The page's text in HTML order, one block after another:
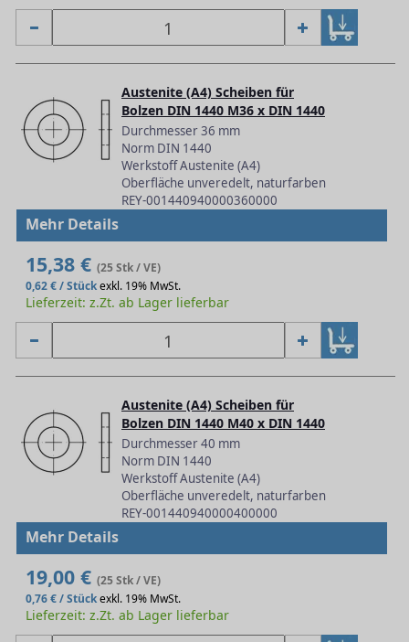
Austenite (A4) Scheiben für
Bolzen DIN 1440 M36 x DIN 1440
Durchmesser 36 mm
Norm DIN 1440
Werkstoff Austenite (A4)
Oberfläche unveredelt, naturfarben
REY-001440940000360000
Mehr Details
15,38 € (25 Stk / VE)
0,62 € / Stückexkl. 19% MwSt.
Lieferzeit: z.Zt. ab Lager lieferbar
Austenite (A4) Scheiben für
Bolzen DIN 1440 M40 x DIN 1440
Durchmesser 40 mm
Norm DIN 1440
Werkstoff Austenite (A4)
Oberfläche unveredelt, naturfarben
REY-001440940000400000
Mehr Details
19,00 € (25 Stk / VE)
0,76 € / Stückexkl. 19% MwSt.
Lieferzeit: z.Zt. ab Lager lieferbar